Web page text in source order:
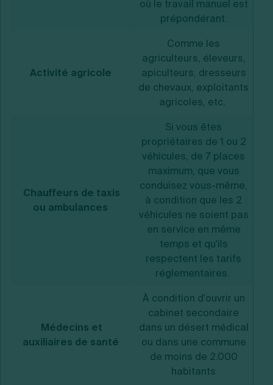
où le travail manuel est
prépondérant.
Activité agricole
Comme les
agriculteurs, éleveurs,
apiculteurs, dresseurs
de chevaux, exploitants
agricoles, etc.
Chauffeurs de taxis
ou ambulances
Si vous êtes
propriétaires de 1 ou 2
véhicules, de 7 places
maximum, que vous
conduisez vous-même,
à condition que les 2
véhicules ne soient pas
en service en même
temps et qu'ils
respectent les tarifs
réglementaires.
Médecins et
auxiliaires de santé
À condition d'ouvrir un
cabinet secondaire
dans un désert médical
ou dans une commune
de moins de 2.000
habitants